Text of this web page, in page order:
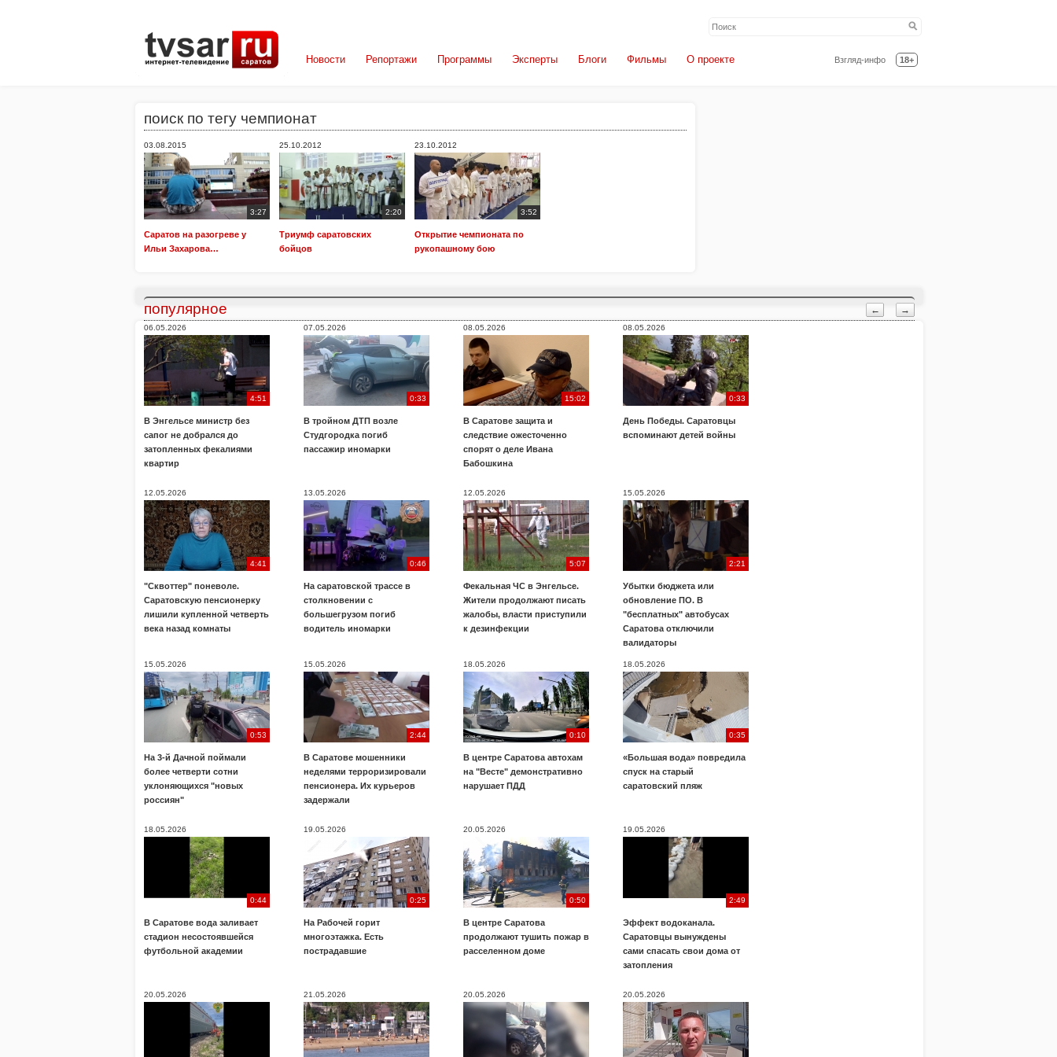
Взгляд-инфо 18+
Новости Репортажи Программы Эксперты Блоги Фильмы О проекте
поиск по тегу чемпионат
03.08.2015
3:27
Саратов на разогреве у
Ильи Захарова…
25.10.2012
2:20
Триумф саратовских
бойцов
23.10.2012
3:52
Открытие чемпионата по
рукопашному бою
← →
популярное
06.05.2026
4:51
В Энгельсе министр без
сапог не добрался до
затопленных фекалиями
квартир
07.05.2026
0:33
В тройном ДТП возле
Студгородка погиб
пассажир иномарки
08.05.2026
15:02
В Саратове защита и
следствие ожесточенно
спорят о деле Ивана
Бабошкина
08.05.2026
0:33
День Победы. Саратовцы
вспоминают детей войны
12.05.2026
4:41
"Сквоттер" поневоле.
Саратовскую пенсионерку
лишили купленной четверть
века назад комнаты
13.05.2026
0:46
На саратовской трассе в
столкновении с
большегрузом погиб
водитель иномарки
12.05.2026
5:07
Фекальная ЧС в Энгельсе.
Жители продолжают писать
жалобы, власти приступили
к дезинфекции
15.05.2026
2:21
Убытки бюджета или
обновление ПО. В
"бесплатных" автобусах
Саратова отключили
валидаторы
15.05.2026
0:53
На 3-й Дачной поймали
более четверти сотни
уклоняющихся "новых
россиян"
15.05.2026
2:44
В Саратове мошенники
неделями терроризировали
пенсионера. Их курьеров
задержали
18.05.2026
0:10
В центре Саратова автохам
на "Весте" демонстративно
нарушает ПДД
18.05.2026
0:35
«Большая вода» повредила
спуск на старый
саратовский пляж
18.05.2026
0:44
В Саратове вода заливает
стадион несостоявшейся
футбольной академии
19.05.2026
0:25
На Рабочей горит
многоэтажка. Есть
пострадавшие
20.05.2026
0:50
В центре Саратова
продолжают тушить пожар в
расселенном доме
19.05.2026
2:49
Эффект водоканала.
Саратовцы вынуждены
сами спасать свои дома от
затопления
20.05.2026 21.05.2026 20.05.2026 20.05.2026